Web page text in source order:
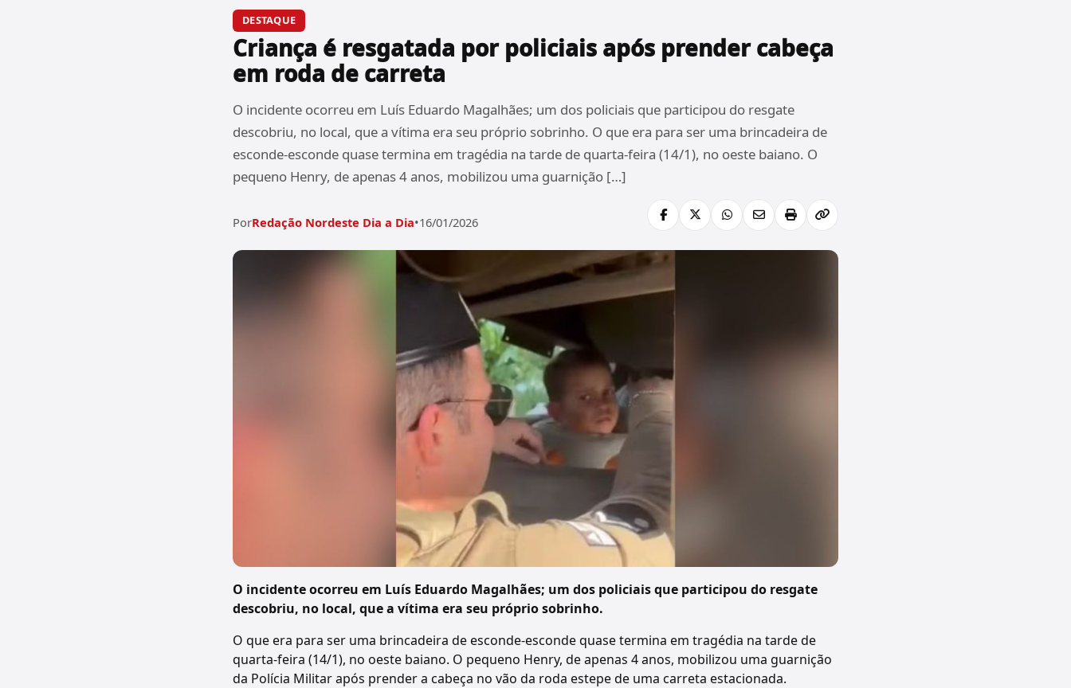
DESTAQUE
Criança é resgatada por policiais após prender cabeça
em roda de carreta
O incidente ocorreu em Luís Eduardo Magalhães; um dos policiais que participou do resgate
descobriu, no local, que a vítima era seu próprio sobrinho. O que era para ser uma brincadeira de
esconde-esconde quase termina em tragédia na tarde de quarta-feira (14/1), no oeste baiano. O
pequeno Henry, de apenas 4 anos, mobilizou uma guarnição […]
PorRedação Nordeste Dia a Dia•16/01/2026
O incidente ocorreu em Luís Eduardo Magalhães; um dos policiais que participou do resgate
descobriu, no local, que a vítima era seu próprio sobrinho.
O que era para ser uma brincadeira de esconde-esconde quase termina em tragédia na tarde de
quarta-feira (14/1), no oeste baiano. O pequeno Henry, de apenas 4 anos, mobilizou uma guarnição
da Polícia Militar após prender a cabeça no vão da roda estepe de uma carreta estacionada.